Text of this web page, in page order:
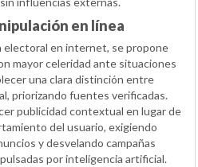
en línea
electoral en internet, se propone
mayor celeridad ante situaciones
una clara distinción entre
priorizando fuentes verificadas.
publicidad contextual en lugar de
del usuario, exigiendo
y desvelando campañas
por inteligencia artificial.